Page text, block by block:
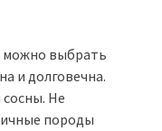
можно выбрать
и долговечна.
Не
породы